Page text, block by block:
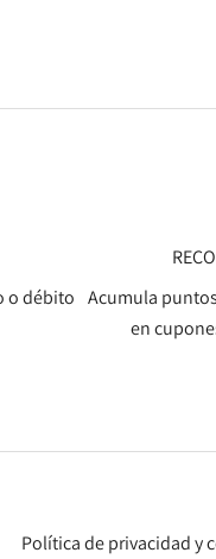
o débito Acumula
en
Política de privacidad y